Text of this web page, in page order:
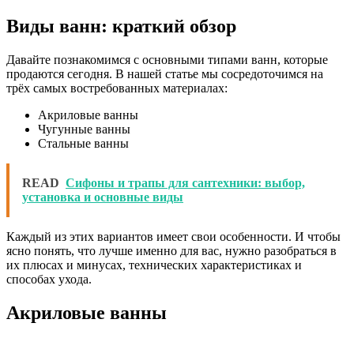
Виды ванн: краткий обзор
Давайте познакомимся с основными типами ванн, которые
продаются сегодня. В нашей статье мы сосредоточимся на
трёх самых востребованных материалах:
Акриловые ванны
Чугунные ванны
Стальные ванны
READ Сифоны и трапы для сантехники: выбор,
установка и основные виды
Каждый из этих вариантов имеет свои особенности. И чтобы
ясно понять, что лучше именно для вас, нужно разобраться в
их плюсах и минусах, технических характеристиках и
способах ухода.
Акриловые ванны